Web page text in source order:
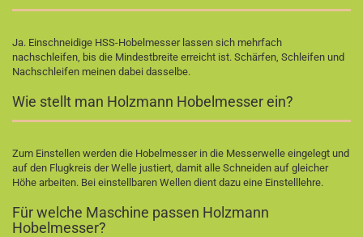
Ja. Einschneidige HSS-Hobelmesser lassen sich mehrfach
nachschleifen, bis die Mindestbreite erreicht ist. Schärfen, Schleifen und
Nachschleifen meinen dabei dasselbe.
Wie stellt man Holzmann Hobelmesser ein?
Zum Einstellen werden die Hobelmesser in die Messerwelle eingelegt und
auf den Flugkreis der Welle justiert, damit alle Schneiden auf gleicher
Höhe arbeiten. Bei einstellbaren Wellen dient dazu eine Einstelllehre.
Für welche Maschine passen Holzmann
Hobelmesser?